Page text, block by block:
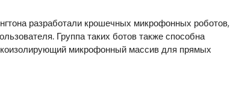
разработали крошечных микрофонных роботов,
Группа таких ботов также способна
микрофонный массив для прямых